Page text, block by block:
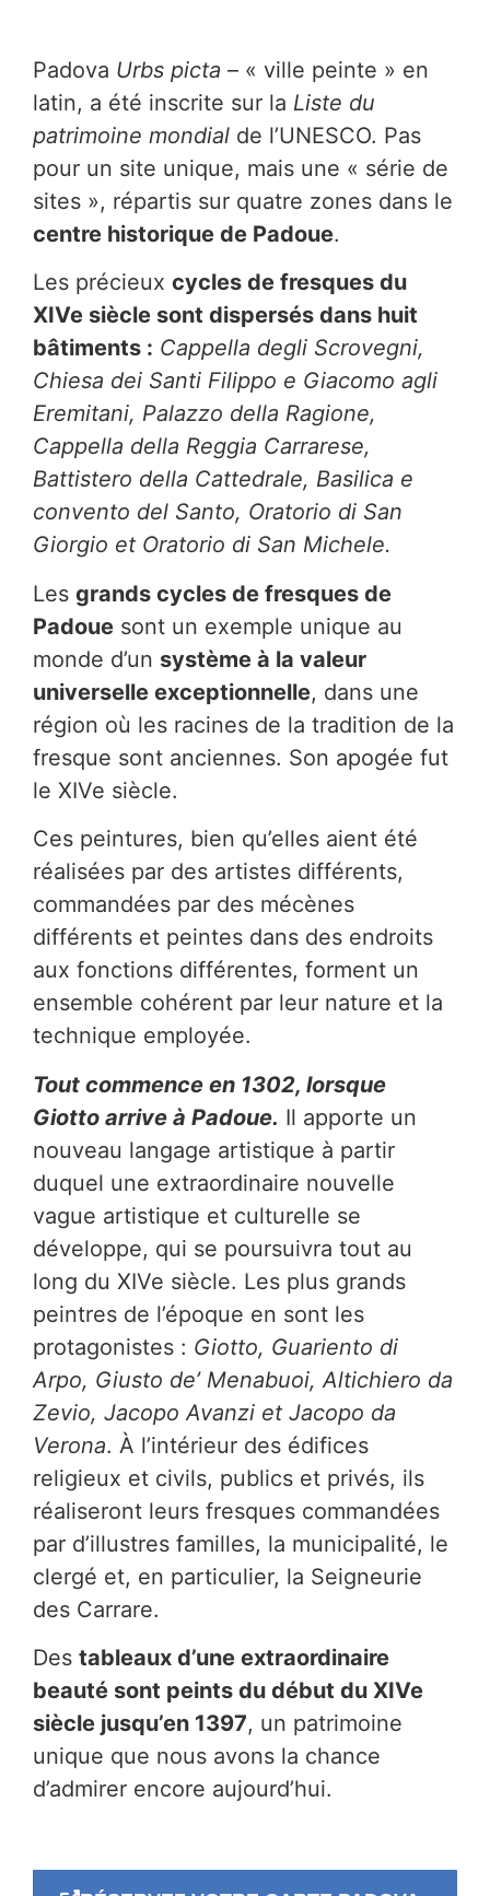
Padova Urbs picta – « ville peinte » en
latin, a été inscrite sur la Liste du
patrimoine mondial de l’UNESCO. Pas
pour un site unique, mais une « série de
sites », répartis sur quatre zones dans le
centre historique de Padoue.
Les précieux cycles de fresques du
XIVe siècle sont dispersés dans huit
bâtiments : Cappella degli Scrovegni,
Chiesa dei Santi Filippo e Giacomo agli
Eremitani, Palazzo della Ragione,
Cappella della Reggia Carrarese,
Battistero della Cattedrale, Basilica e
convento del Santo, Oratorio di San
Giorgio et Oratorio di San Michele.
Les grands cycles de fresques de
Padoue sont un exemple unique au
monde d’un système à la valeur
universelle exceptionnelle, dans une
région où les racines de la tradition de la
fresque sont anciennes. Son apogée fut
le XIVe siècle.
Ces peintures, bien qu’elles aient été
réalisées par des artistes différents,
commandées par des mécènes
différents et peintes dans des endroits
aux fonctions différentes, forment un
ensemble cohérent par leur nature et la
technique employée.
Tout commence en 1302, lorsque
Giotto arrive à Padoue. Il apporte un
nouveau langage artistique à partir
duquel une extraordinaire nouvelle
vague artistique et culturelle se
développe, qui se poursuivra tout au
long du XIVe siècle. Les plus grands
peintres de l’époque en sont les
protagonistes : Giotto, Guariento di
Arpo, Giusto de’ Menabuoi, Altichiero da
Zevio, Jacopo Avanzi et Jacopo da
Verona. À l’intérieur des édifices
religieux et civils, publics et privés, ils
réaliseront leurs fresques commandées
par d’illustres familles, la municipalité, le
clergé et, en particulier, la Seigneurie
des Carrare.
Des tableaux d’une extraordinaire
beauté sont peints du début du XIVe
siècle jusqu’en 1397, un patrimoine
unique que nous avons la chance
d’admirer encore aujourd’hui.